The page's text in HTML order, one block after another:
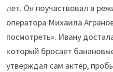
лет. Он поучаствовал в
оператора Михаила
посмотреть». Ивану
который бросает
утверждал сам актёр,